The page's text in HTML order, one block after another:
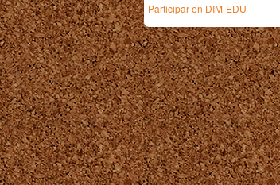
Participar en DIM-EDU